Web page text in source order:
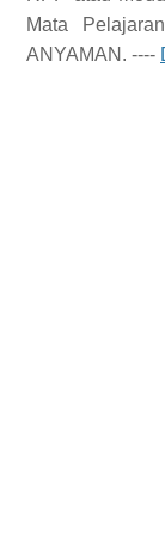
Mata
ANYAMAN. ----